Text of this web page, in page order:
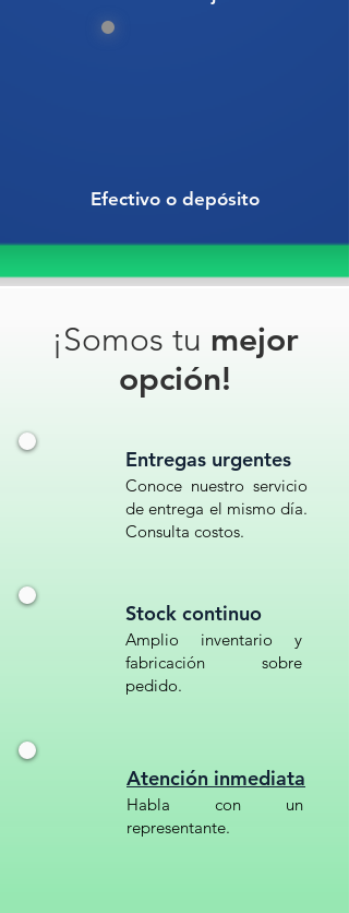
Efectivo o depósito
¡Somos tu mejor
opción!
Entregas urgentes
Conoce nuestro servicio
de entrega el mismo día.
Consulta costos.
Stock continuo
Amplio inventario y
fabricación sobre
pedido.
Atención inmediata
Habla con un
representante.